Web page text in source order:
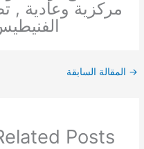
مركزية وعادية ,
→ المقالة السابقة
Posts